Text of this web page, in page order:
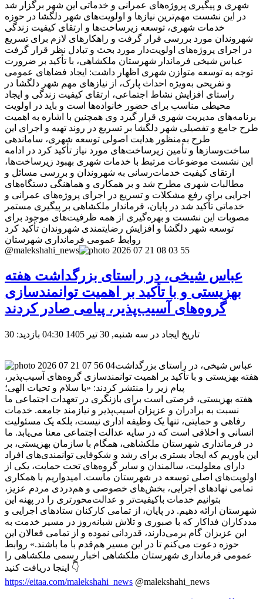
شهری و پیگیری پروژه‌های عمرانی و خدماتی این شهر برگزار شد
در این نشست مهم‌ترین نیازها و اولویت‌های شهر دلگشا در حوزه
خدمات شهری، توسعه زیرساخت‌ها و ارتقای کیفیت زندگی
شهروندان مورد بررسی قرار گرفت و راهکارهای لازم برای تسریع
در اجرای پروژه‌های اولویت‌دار مورد بحث و تبادل نظر قرار گرفت
عباس شیخی فرماندار شهرستان ملکشاهی، با تأکید بر ضرورت
توجه به توسعه متوازن شهری اظهار داشت: ایجاد فضاهای عمومی
و تفریحی به‌ویژه احداث پارک، از نیازهای مهم شهر دلگشا در
راستای افزایش نشاط اجتماعی، ارتقای کیفیت زندگی و ایجاد
محیطی مناسب برای حضور خانواده‌ها است و باید در اولویت
برنامه‌های مدیریت شهری قرار گیرد وی همچنین با اشاره به اهمیت
طرح جامع و تفصیلی شهر دلگشا بر تسریع در روند تهیه و اجرای این
طرح به‌منظور هدایت اصولی توسعه شهری، ساماندهی
ساخت‌وسازها و تأمین زیرساخت‌های مورد نیاز تأکید کرد در ادامه
این نشست موضوعات مرتبط با خدمات شهری بهبود زیرساخت‌ها،
ارتقای کیفیت خدمات‌رسانی به شهروندان و بررسی مسائل و
مطالبات شهری مطرح شد و بر همکاری و هماهنگی دستگاه‌های
اجرایی برای رفع مشکلات و تسریع در اجرای پروژه‌های عمرانی و
خدماتی تأکید شد در پایان، فرماندار ملکشاهی بر پیگیری مستمر
مصوبات این نشست و بهره‌گیری از همه ظرفیت‌های موجود برای
توسعه شهر دلگشا و افزایش رضایتمندی شهروندان تأکید کرد
روابط عمومی فرمانداری شهرستان
@malekshahi_news
عباس شیخی، در راستای بزرگداشت هفته
بهزیستی و با تأکید بر اهمیت توانمندسازی
گروه‌های آسیب‌پذیر، پیامی صادر کردند
تاریخ ایجاد در سه شنبه, 30 تیر 1405 04:30 بازدید: 30
عباس شیخی، در راستای بزرگداشت
هفته بهزیستی و با تأکید بر اهمیت توانمندسازی گروه‌های آسیب‌پذیر،
پیام زیر را منتشر کردند: «با سلام و تحیات الهی؛
هفته بهزیستی، فرصتی است برای بازنگری در تعهدات اجتماعی ما
نسبت به برادران و عزیزان آسیب‌پذیر و نیازمند جامعه. خدمات
رفاهی و حمایتی، تنها یک وظیفه اداری نیست، بلکه یک مسئولیت
انسانی و اخلاقی است که در سایه عدالت اجتماعی معنا می‌یابد. ما
در فرمانداری شهرستان ملکشاهی، همگام با سازمان بهزیستی، بر
این باوریم که ایجاد بستری برای رشد و شکوفایی توانمندی‌های افراد
دارای معلولیت، سالمندان و سایر گروه‌های تحت حمایت، یکی از
اولویت‌های اصلی توسعه در شهرستان ماست. امیدواریم با همکاری
تمامی نهادهای اجرایی، بخش‌های خصوصی و هم‌دردی مردم عزیز،
بتوانیم خدمات باکیفیت‌تر و عدالت‌محورتری را در پهنه این
شهرستان ارائه دهیم. در پایان، از تمامی کارکنان ستادهای اجرایی و
مددکاران فداکار که با صبوری و تلاش شبانه‌روز در مسیر خدمت به
این عزیزان گام برمی‌دارند، قدردانی نموده و از تمامی فعالان این
حوزه دعوت می‌کنم تا در این مسیر هم‌قدم با ما باشند.» روابط
عمومی فرمانداری شهرستان ملکشاهی اخبار رسمی ملکشاهی را
اینجا دریافت کنید 👇
https://eitaa.com/malekshahi_news @malekshahi_news